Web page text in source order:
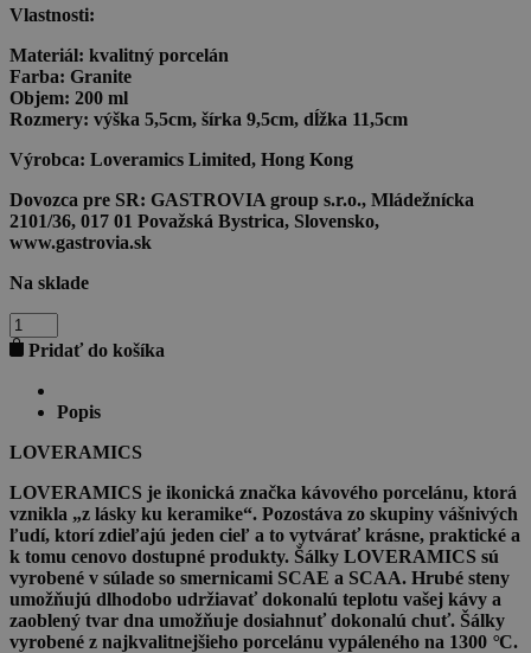
Vlastnosti:
Materiál: kvalitný porcelán
Farba: Granite
Objem: 200 ml
Rozmery: výška 5,5cm, šírka 9,5cm, dĺžka 11,5cm
Výrobca: Loveramics Limited, Hong Kong
Dovozca pre SR: GASTROVIA group s.r.o., Mládežnícka
2101/36, 017 01 Považská Bystrica, Slovensko,
www.gastrovia.sk
Na sklade
množstvo
LOVERAMICS
Šálka
Cappuccino
ml
Pridať do košíka
Popis
LOVERAMICS
LOVERAMICS je ikonická značka kávového porcelánu, ktorá
vznikla „z lásky ku keramike“. Pozostáva zo skupiny vášnivých
ľudí, ktorí zdieľajú jeden cieľ a to vytvárať krásne, praktické a
k tomu cenovo dostupné produkty. Šálky LOVERAMICS sú
vyrobené v súlade so smernicami SCAE a SCAA. Hrubé steny
umožňujú dlhodobo udržiavať dokonalú teplotu vašej kávy a
zaoblený tvar dna umožňuje dosiahnuť dokonalú chuť. Šálky
vyrobené z najkvalitnejšieho porcelánu vypáleného na 1300 °C.